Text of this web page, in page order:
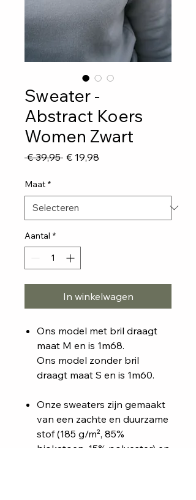
Sweater -
Abstract Koers
Women Zwart
€ 39,95 Normale
€ 19,98
Maat *
Aantal *
In winkelwagen
Ons model met bril draagt
maat M en is 1m68.
Ons model zonder bril
draagt maat S en is 1m60.
Onze sweaters zijn gemaakt
van een zachte en duurzame
stof (185 g/m², 85%
biokatoen, 15% polyester) en